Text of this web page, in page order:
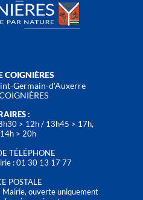
COIGNIÈRES
Germain-d'Auxerre
:
> 12h / 13h45 > 17h,
> 20h
TÉLÉPHONE
: 01 30 13 17 77
POSTALE
Mairie, ouverte uniquement